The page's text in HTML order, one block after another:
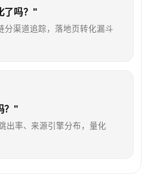
了吗？"
分渠道追踪，落地页转化漏斗
？"
出率、来源引擎分布，量化